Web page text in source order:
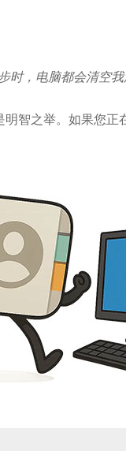
时，电脑都会清空
智之举。如果您